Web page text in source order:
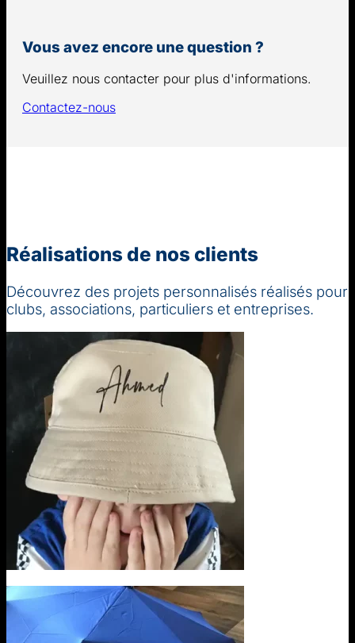
Vous avez encore une question ?
Veuillez nous contacter pour plus d'informations.
Contactez-nous
Réalisations de nos clients
Découvrez des projets personnalisés réalisés pour
clubs, associations, particuliers et entreprises.